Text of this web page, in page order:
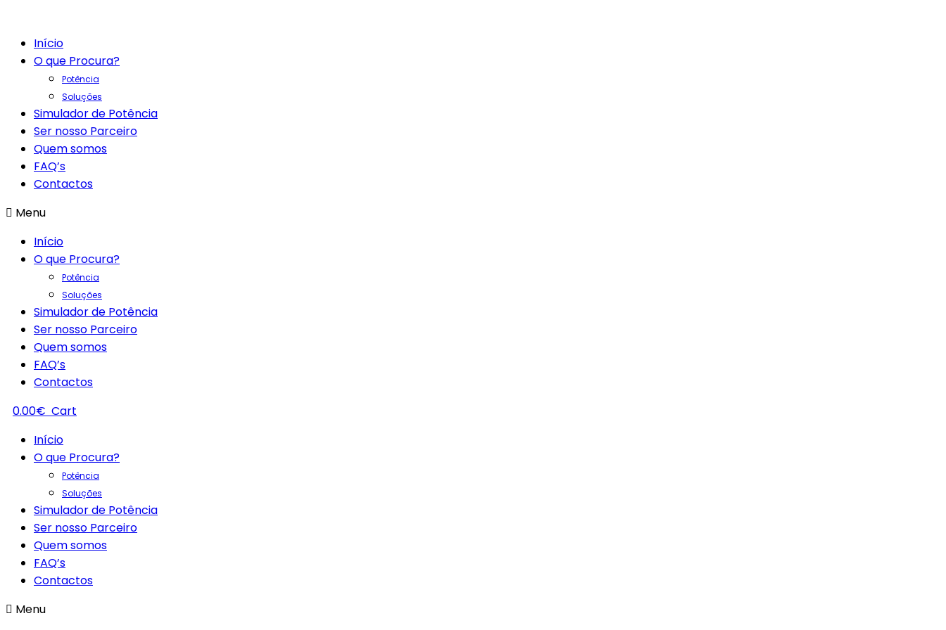
Início
O que Procura?
Potência
Soluções
Simulador de Potência
Ser nosso Parceiro
Quem somos
FAQ’s
Contactos
Menu
Início
O que Procura?
Potência
Soluções
Simulador de Potência
Ser nosso Parceiro
Quem somos
FAQ’s
Contactos
0.00€ Cart
Início
O que Procura?
Potência
Soluções
Simulador de Potência
Ser nosso Parceiro
Quem somos
FAQ’s
Contactos
Menu